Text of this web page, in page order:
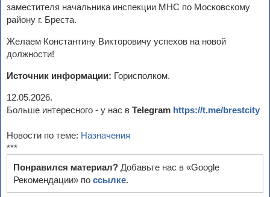
заместителя начальника инспекции МНС по Московскому
району г. Бреста.
Желаем Константину Викторовичу успехов на новой
должности!
Источник информации: Горисполком.
12.05.2026.
Больше интересного - у нас в Telegram https://t.me/brestcity
Новости по теме: Назначения
***
Понравился материал? Добавьте нас в «Google
Рекомендации» по ссылке.